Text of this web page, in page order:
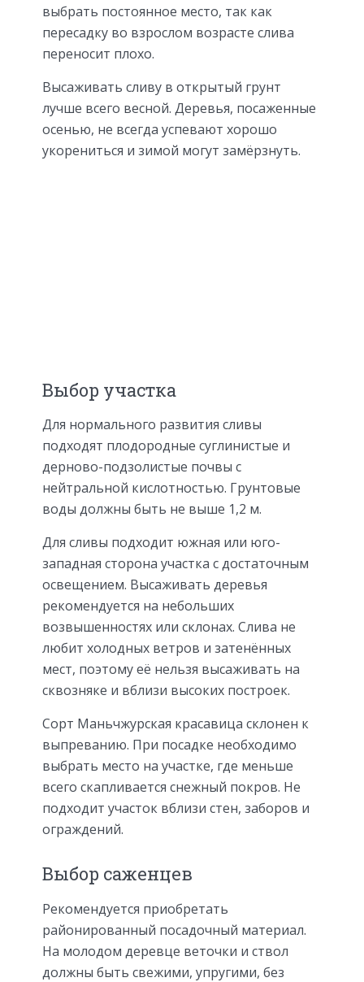
выбрать постоянное место, так как
пересадку во взрослом возрасте слива
переносит плохо.
Высаживать сливу в открытый грунт
лучше всего весной. Деревья, посаженные
осенью, не всегда успевают хорошо
укорениться и зимой могут замёрзнуть.
Выбор участка
Для нормального развития сливы
подходят плодородные суглинистые и
дерново-подзолистые почвы с
нейтральной кислотностью. Грунтовые
воды должны быть не выше 1,2 м.
Для сливы подходит южная или юго-
западная сторона участка с достаточным
освещением. Высаживать деревья
рекомендуется на небольших
возвышенностях или склонах. Слива не
любит холодных ветров и затенённых
мест, поэтому её нельзя высаживать на
сквозняке и вблизи высоких построек.
Сорт Маньчжурская красавица склонен к
выпреванию. При посадке необходимо
выбрать место на участке, где меньше
всего скапливается снежный покров. Не
подходит участок вблизи стен, заборов и
ограждений.
Выбор саженцев
Рекомендуется приобретать
районированный посадочный материал.
На молодом деревце веточки и ствол
должны быть свежими, упругими, без